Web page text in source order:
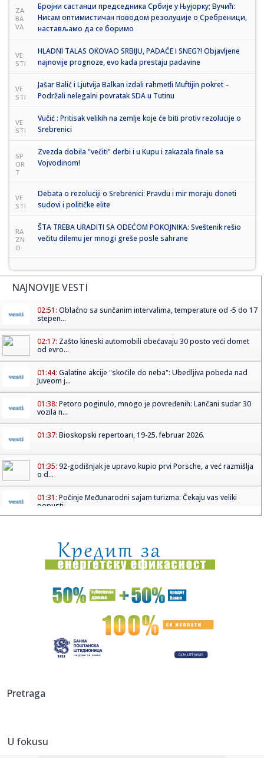
ZA
BA
VA
Бројни састанци председника Србије у Њујорку; Вучић:
Нисам оптимистичан поводом резолуције о Сребреници,
настављамо да се боримо
VE
STI
HLADNI TALAS OKOVAO SRBIJU, PADAĆE I SNEG?! Objavljene
najnovije prognoze, evo kada prestaju padavine
VE
STI
Jašar Balić i Ljutvija Balkan izdali rahmetli Muftijin pokret –
Podržali nelegalni povratak SDA u Tutinu
VE
STI
Vučić : Pritisak velikih na zemlje koje će biti protiv rezolucije o
Srebrenici
SP
OR
T
Zvezda dobila "večiti" derbi i u Kupu i zakazala finale sa
Vojvodinom!
VE
STI
Debata o rezoluciji o Srebrenici: Pravdu i mir moraju doneti
sudovi i političke elite
RA
ZN
O
ŠTA TREBA URADITI SA ODEĆOM POKOJNIKA: Sveštenik rešio
večitu dilemu jer mnogi greše posle sahrane
NAJNOVIJE VESTI
02:51: Oblačno sa sunčanim intervalima, temperature od -5 do 17
stepen...
02:17: Zašto kineski automobili obećavaju 30 posto veći domet
od evro...
01:44: Galatine akcije "skočile do neba": Ubedljiva pobeda nad
Juveom j...
01:38: Petoro poginulo, mnogo je povređenih: Lančani sudar 30
vozila n...
01:37: Bioskopski repertoari, 19-25. februar 2026.
01:35: 92-godišnjak je upravo kupio prvi Porsche, a već razmišlja
o d...
01:31: Počinje Međunarodni sajam turizma: Čekaju vas veliki
popusti, ...
01:15:Karan: Institucije Srpske biće očuvane, nadam se da će
prva po...
01:15:Vraća se simbol Beograda: Muzej vazduhoplovstva dobija
novo lice
Proizveden prvi Tesla Cybercab
00:52:Horor na planini: Osmoro mrtvih, potraga za još jednim
Kukavičluk Artete do...
00:28:
Pretraga
U fokusu